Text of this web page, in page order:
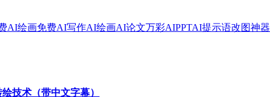
AI绘画免费AI写作AI绘画AI论文万彩AIPPTAI提示语改图神器
技术（带中文字幕）